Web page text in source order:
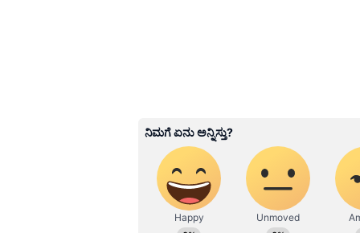
ABOUT THE AUTHOR
KN
Kannadaprabha News
1967ರ ನವೆಂಬರ್ 4ರಂದು
ಮೂಡಿಸಿದ ಕನ್ನಡ ದಿನ ಪತ್ರಿಕೆ. ದೇಶ,
ಹೂರಣ ಹೊತ್ತು ತರುವ ಕನ್ನಡಪ್ರಭ,
ಎತ್ತುವ ಕನ್ನಡಪ್ರಭ ದಿನ ಪತ್ರಿಕೆಯಲ್ಲಿ